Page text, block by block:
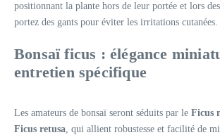
positionnant la plante hors de leur portée et lors
portez des gants pour éviter les irritations cutanées.
Bonsaï ficus : élégance
entretien spécifique
Les amateurs de bonsaï seront séduits par le Ficus
Ficus retusa, qui allient robustesse et facilité de